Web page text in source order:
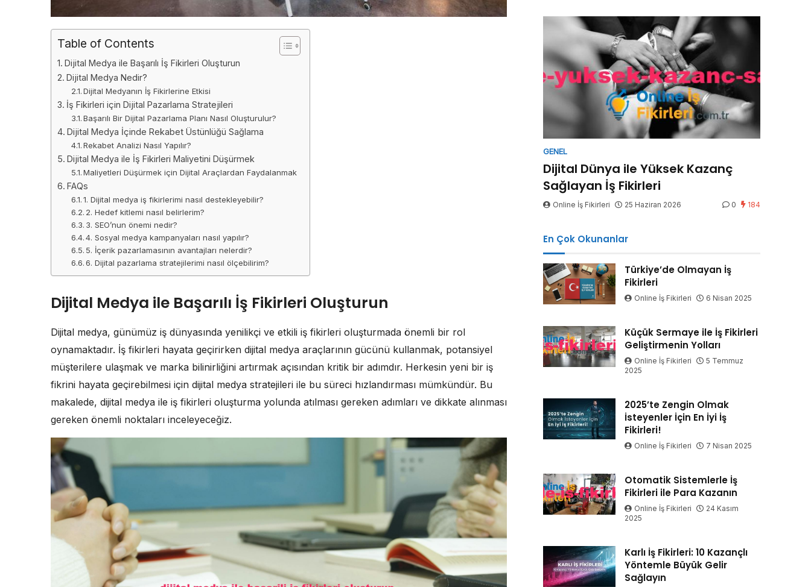
Table of Contents
Dijital Medya ile Başarılı İş Fikirleri Oluşturun
Dijital Medya Nedir?
Dijital Medyanın İş Fikirlerine Etkisi
İş Fikirleri için Dijital Pazarlama Stratejileri
Başarılı Bir Dijital Pazarlama Planı Nasıl Oluşturulur?
Dijital Medya İçinde Rekabet Üstünlüğü Sağlama
Rekabet Analizi Nasıl Yapılır?
Dijital Medya ile İş Fikirleri Maliyetini Düşürmek
Maliyetleri Düşürmek için Dijital Araçlardan Faydalanmak
FAQs
1. Dijital medya iş fikirlerimi nasıl destekleyebilir?
2. Hedef kitlemi nasıl belirlerim?
3. SEO’nun önemi nedir?
4. Sosyal medya kampanyaları nasıl yapılır?
5. İçerik pazarlamasının avantajları nelerdir?
6. Dijital pazarlama stratejilerimi nasıl ölçebilirim?
Dijital Medya ile Başarılı İş Fikirleri Oluşturun
Dijital medya, günümüz iş dünyasında yenilikçi ve etkili iş fikirleri oluşturmada önemli bir rol
oynamaktadır. İş fikirleri hayata geçirirken dijital medya araçlarının gücünü kullanmak, potansiyel
müşterilere ulaşmak ve marka bilinirliğini artırmak açısından kritik bir adımdır. Herkesin yeni bir iş
fikrini hayata geçirebilmesi için dijital medya stratejileri ile bu süreci hızlandırması mümkündür. Bu
makalede, dijital medya ile iş fikirleri oluşturma yolunda atılması gereken adımları ve dikkate alınması
gereken önemli noktaları inceleyeceğiz.
GENEL
Dijital Dünya ile Yüksek Kazanç
Sağlayan İş Fikirleri
Online İş Fikirleri 25 Haziran 2026 0 184
En Çok Okunanlar
Türkiye’de Olmayan İş
Fikirleri
Online İş Fikirleri 6 Nisan 2025
Küçük Sermaye ile İş Fikirleri
Geliştirmenin Yolları
Online İş Fikirleri
5 Temmuz
2025
2025’te Zengin Olmak
İsteyenler İçin En İyi İş
Fikirleri!
Online İş Fikirleri 7 Nisan 2025
Otomatik Sistemlerle İş
Fikirleri ile Para Kazanın
Online İş Fikirleri
24 Kasım
2025
Karlı İş Fikirleri: 10 Kazançlı
Yöntemle Büyük Gelir
Sağlayın